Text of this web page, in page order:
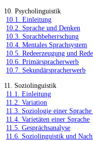
10. Psycholinguistik
10.1. Einleitung
10.2. Sprache und Denken
10.3. Sprachbeherrschung
10.4. Mentales Sprachsystem
10.5. Redeerzeugung und
10.6. Primärspracherwerb
10.7. Sekundärspracherwerb
11. Soziolinguistik
11.1. Einleitung
11.2. Variation
11.3. Soziologie einer Sprache
11.4. Varietäten einer Sprache
11.5. Gesprächsanalyse
11.6. Soziolinguistik und